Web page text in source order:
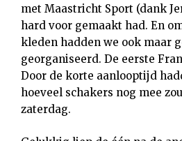
met Maastricht Sport (dank
hard voor gemaakt had. En
kleden hadden we ook maar
georganiseerd. De eerste
Door de korte aanlooptijd
hoeveel schakers nog mee
zaterdag.